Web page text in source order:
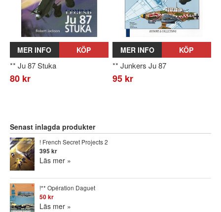
MER INFO KÖP
** Ju 87 Stuka
80 kr
MER INFO KÖP
** Junkers Ju 87
95 kr
Senast inlagda produkter
! French Secret Projects 2
395 kr
Läs mer »
!** Opération Daguet
50 kr
Läs mer »